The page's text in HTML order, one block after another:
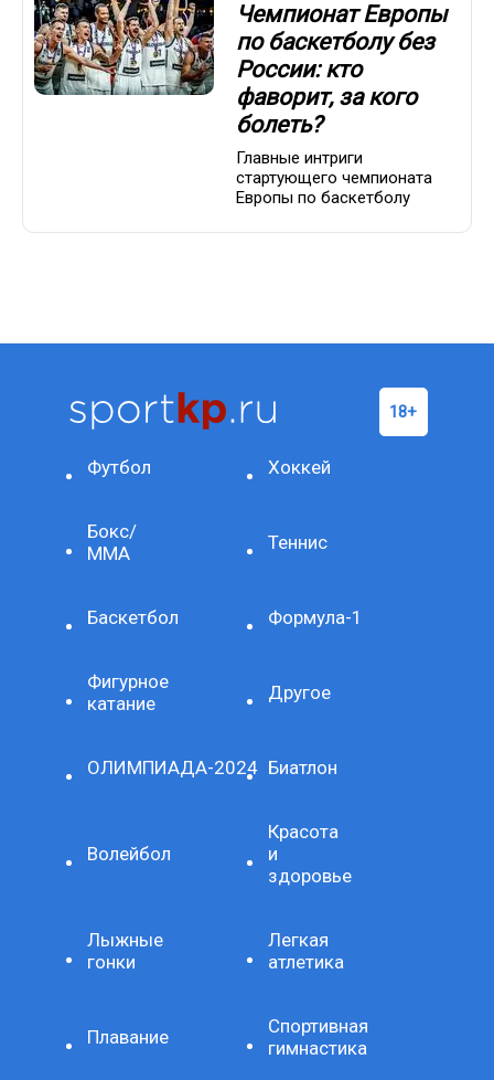
Чемпионат Европы
по баскетболу без
России: кто
фаворит, за кого
болеть?
Главные интриги
стартующего чемпионата
Европы по баскетболу
Футбол Хоккей
Бокс/
ММА
Теннис
Баскетбол Формула-1
Фигурное
катание
Другое
ОЛИМПИАДА-2024 Биатлон
Волейбол
Красота
и
здоровье
Лыжные
гонки
Легкая
атлетика
Плавание
Спортивная
гимнастика